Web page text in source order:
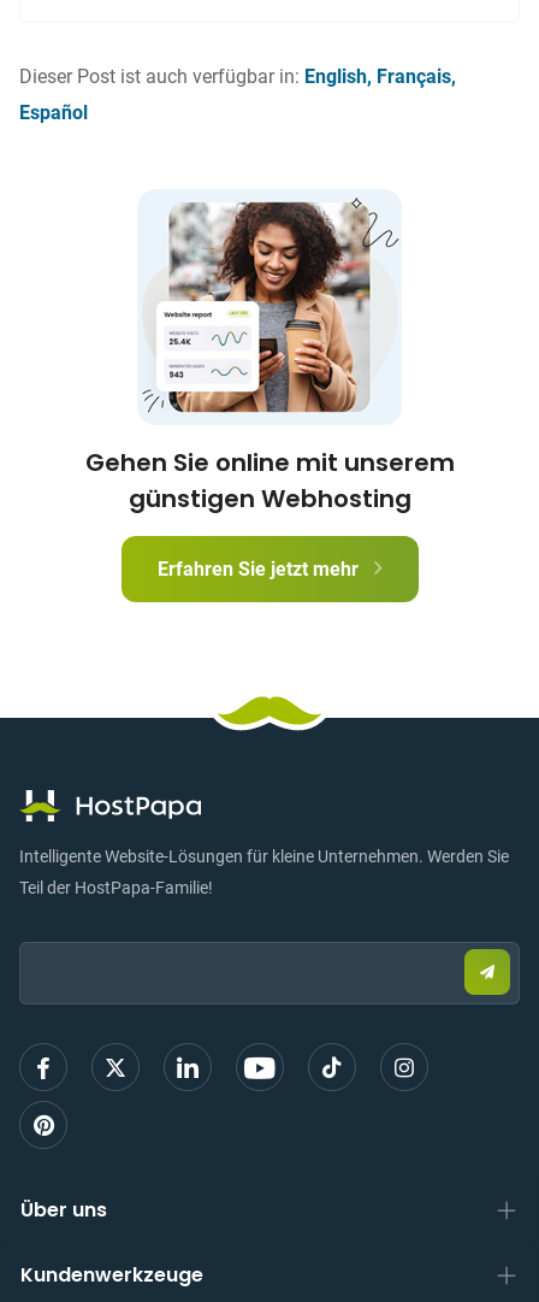
Dieser Post ist auch verfügbar in: English Français
Español
Gehen Sie online mit unserem
günstigen Webhosting
Erfahren Sie jetzt mehr
Intelligente Website-Lösungen für kleine Unternehmen. Werden Sie
Teil der HostPapa-Familie!
Email:
Sie
E-
Über uns
Kundenwerkzeuge